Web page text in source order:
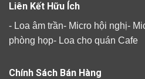
Liên Kết Hữu Ích
- Loa âm trần- Micro hội nghị-
phòng họp- Loa cho quán Cafe
Chính Sách Bán Hàng